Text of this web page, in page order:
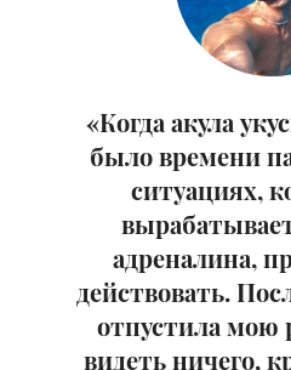
«Когда акула
было времени
ситуациях,
адреналина,
действовать.
отпустила мою
видеть ничего,